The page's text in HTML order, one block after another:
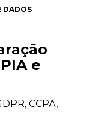
DADOS
e
CCPA,